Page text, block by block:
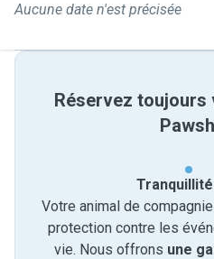
Aucune date n'est précisée
Réservez toujours
Votre animal de
protection contre les
vie. Nous offrons une